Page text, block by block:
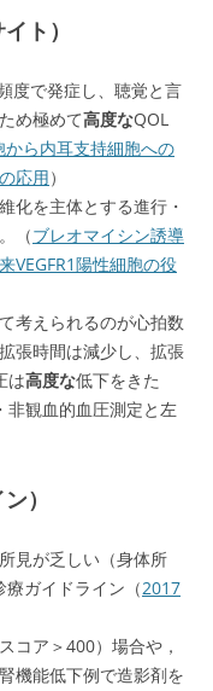
ト）
度で発症し、聴覚と言
め極めて高度なQOL
から内耳支持細胞への
応用）
化を主体とする進行・
（ブレオマイシン誘導
VEGFR1陽性細胞の役
考えられるのが心拍数
張時間は減少し、拡張
は高度な低下をきた
非観血的血圧測定と左
）
見が乏しい（身体所
ガイドライン（2017
コア＞400）場合や，
機能低下例で造影剤を